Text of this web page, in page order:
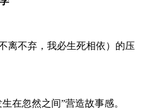
离不弃，我必生死相依）的压
在忽然之间”营造故事感。